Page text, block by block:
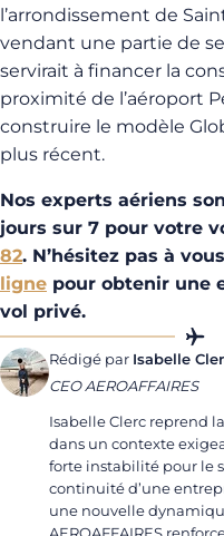
l’arrondissement de
vendant une partie de
servirait à financer la
proximité de l’aéroport
construire le modèle
plus récent.
Nos experts aériens
jours sur 7 pour votre
82. N’hésitez pas à
ligne pour obtenir une
vol privé.
Rédigé par Isabelle
CEO AEROAFFAIRES
Isabelle Clerc reprend
dans un contexte
forte instabilité pour le
continuité d’une
une nouvelle